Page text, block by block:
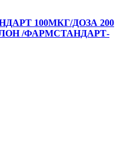
100МКГ/ДОЗА 200
/ФАРМСТАНДАРТ-